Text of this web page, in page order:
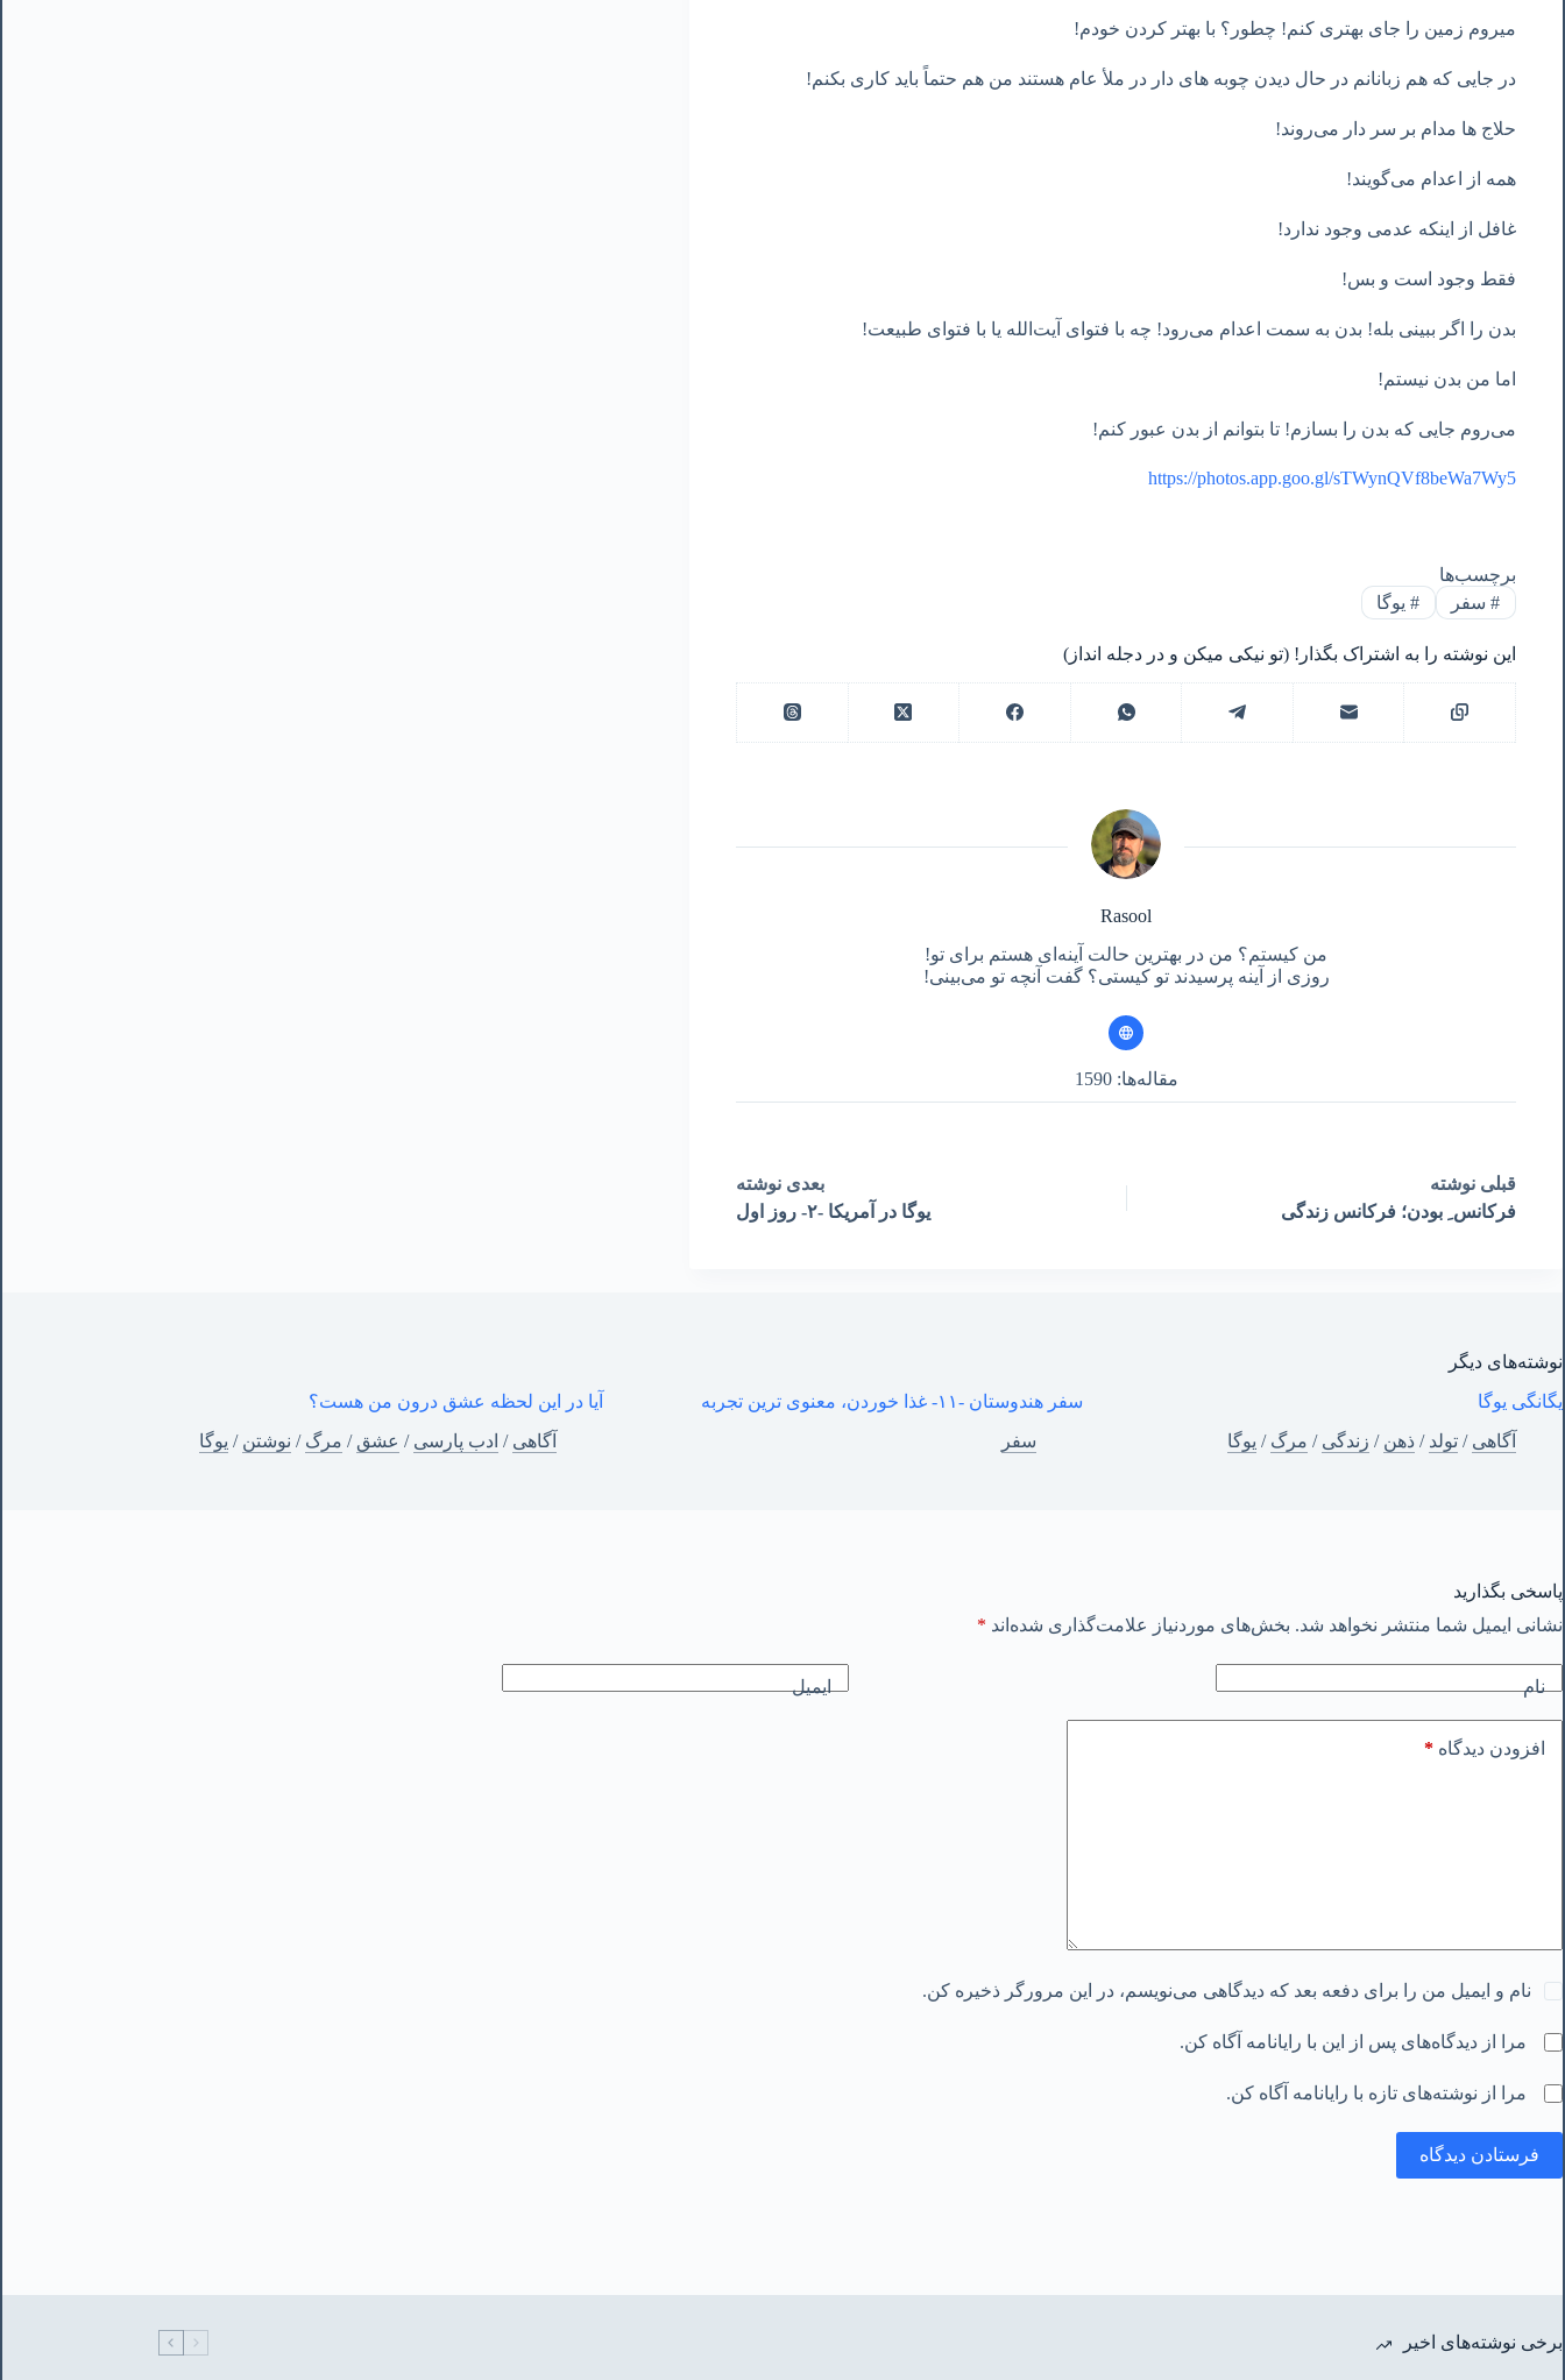
میروم زمین را جای بهتری کنم! چطور؟ با بهتر کردن خودم!
در جایی که هم زبانانم در حال دیدن چوبه های دار در ملأ عام هستند من هم حتماً باید کاری بکنم!
حلاج ها مدام بر سر دار می‌روند!
همه از اعدام می‌گویند!
غافل از اینکه عدمی وجود ندارد!
فقط وجود است و بس!
بدن را اگر ببینی بله! بدن به سمت اعدام می‌رود! چه با فتوای آیت‌الله یا با فتوای طبیعت!
اما من بدن نیستم!
می‌روم جایی که بدن را بسازم! تا بتوانم از بدن عبور کنم!
https://photos.app.goo.gl/sTWynQVf8beWa7Wy5
برچسب‌ها
#سفر #یوگا
این نوشته را به اشتراک بگذار! (تو نیکی میکن و در دجله انداز)
Rasool
من کیستم؟ من در بهترین حالت آینه‌ای هستم برای تو!
روزی از آینه پرسیدند تو کیستی؟ گفت آنچه تو می‌بینی!
مقاله‌ها: 1590
قبلی نوشته
فرکانس ِ بودن؛ فرکانس زندگی
بعدی نوشته
یوگا در آمریکا -٢- روز اول
نوشته‌های‌ دیگر
یگانگی یوگا
آگاهی / تولد / ذهن / زندگی / مرگ / یوگا
سفر هندوستان -١١- غذا خوردن، معنوی ترین تجربه
سفر
آیا در این لحظه عشق درون من هست؟
آگاهی / ادب پارسی / عشق / مرگ / نوشتن / یوگا
پاسخی بگذارید
نشانی ایمیل شما منتشر نخواهد شد. بخش‌های موردنیاز علامت‌گذاری شده‌اند *
نام ایمیل
افزودن دیدگاه *
نام و ایمیل من را برای دفعه بعد که دیدگاهی می‌نویسم، در این مرورگر ذخیره کن.
مرا از دیدگاه‌های پس از این با رایانامه آگاه کن.
مرا از نوشته‌های تازه با رایانامه آگاه کن.
فرستادن دیدگاه
برخی نوشته‌های اخیر